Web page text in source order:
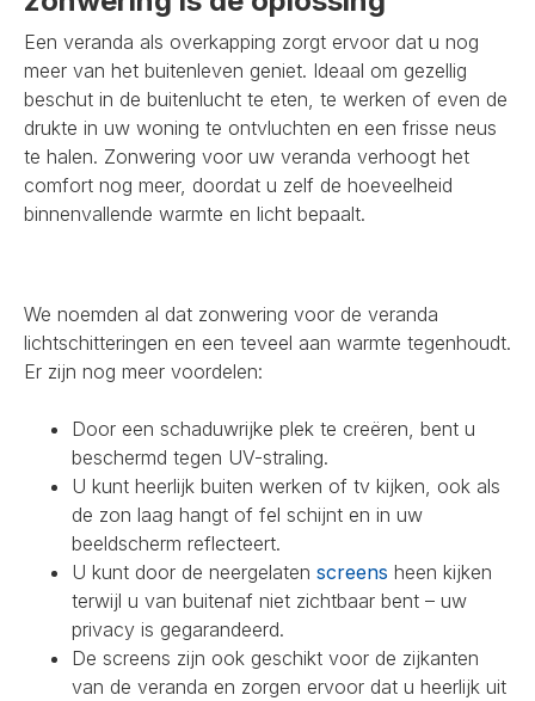
Een veranda als overkapping zorgt ervoor dat u nog
meer van het buitenleven geniet. Ideaal om gezellig
beschut in de buitenlucht te eten, te werken of even de
drukte in uw woning te ontvluchten en een frisse neus
te halen. Zonwering voor uw veranda verhoogt het
comfort nog meer, doordat u zelf de hoeveelheid
binnenvallende warmte en licht bepaalt.
We noemden al dat zonwering voor de veranda
lichtschitteringen en een teveel aan warmte tegenhoudt.
Er zijn nog meer voordelen:
Door een schaduwrijke plek te creëren, bent u
beschermd tegen UV-straling.
U kunt heerlijk buiten werken of tv kijken, ook als
de zon laag hangt of fel schijnt en in uw
beeldscherm reflecteert.
U kunt door de neergelaten screens heen kijken
terwijl u van buitenaf niet zichtbaar bent – uw
privacy is gegarandeerd.
De screens zijn ook geschikt voor de zijkanten
van de veranda en zorgen ervoor dat u heerlijk uit